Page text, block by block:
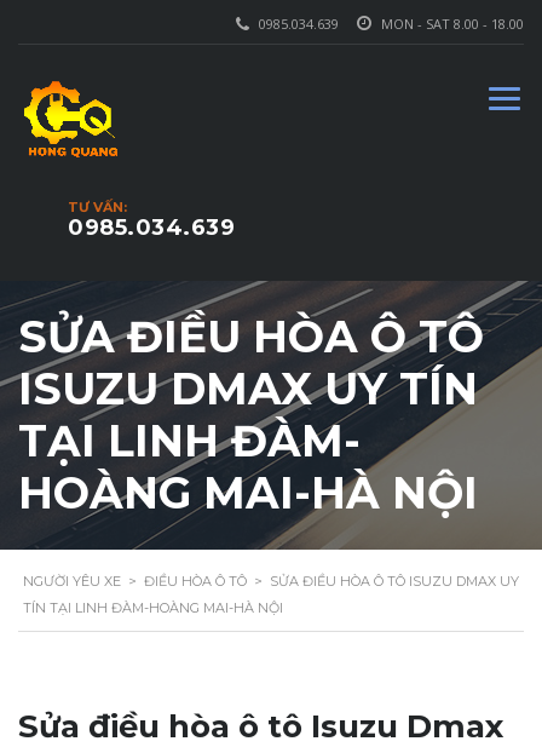
MON - SAT 8.00 - 18.00
0985.034.639
TƯ VẤN:
0985.034.639
SỬA ĐIỀU HÒA Ô TÔ
ISUZU DMAX UY TÍN
TẠI LINH ĐÀM-
HOÀNG MAI-HÀ NỘI
NGƯỜI YÊU XE > ĐIỀU HÒA Ô TÔ > SỬA ĐIỀU HÒA Ô TÔ ISUZU DMAX UY
TÍN TẠI LINH ĐÀM-HOÀNG MAI-HÀ NỘI
Sửa điều hòa ô tô Isuzu Dmax